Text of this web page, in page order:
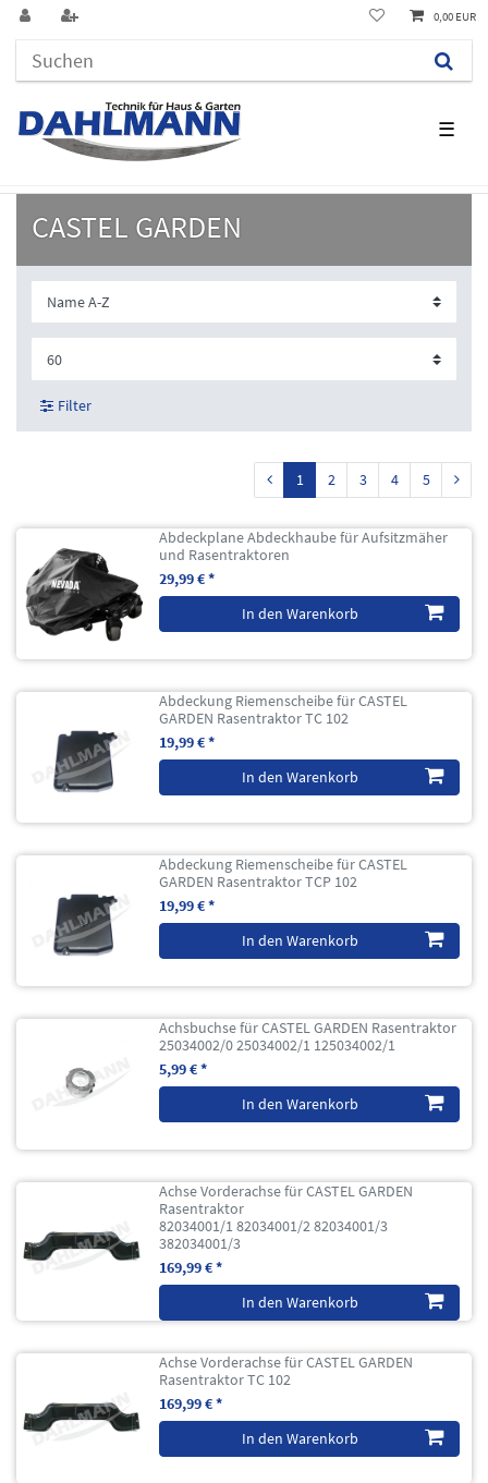
☰
0,00 EUR
CASTEL GARDEN
Filter
1 2 3 4 5
Abdeckplane Abdeckhaube für Aufsitzmäher
und Rasentraktoren
29,99 € *
In den Warenkorb
Abdeckung Riemenscheibe für CASTEL
GARDEN Rasentraktor TC 102
19,99 € *
In den Warenkorb
Abdeckung Riemenscheibe für CASTEL
GARDEN Rasentraktor TCP 102
19,99 € *
In den Warenkorb
Achsbuchse für CASTEL GARDEN Rasentraktor
25034002/0 25034002/1 125034002/1
5,99 € *
In den Warenkorb
Achse Vorderachse für CASTEL GARDEN
Rasentraktor
82034001/1 82034001/2 82034001/3
382034001/3
169,99 € *
In den Warenkorb
Achse Vorderachse für CASTEL GARDEN
Rasentraktor TC 102
169,99 € *
In den Warenkorb